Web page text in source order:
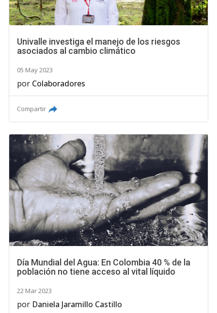
Univalle investiga el manejo de los riesgos
asociados al cambio climático
05 May 2023
por Colaboradores
Compartir
Día Mundial del Agua: En Colombia 40 % de la
población no tiene acceso al vital líquido
22 Mar 2023
por Daniela Jaramillo Castillo